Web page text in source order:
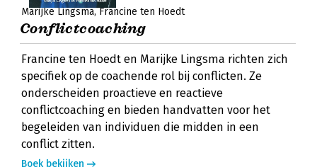
Marijke Lingsma Francine ten Hoedt
Conflictcoaching
Francine ten Hoedt en Marijke Lingsma richten zich
specifiek op de coachende rol bij conflicten. Ze
onderscheiden proactieve en reactieve
conflictcoaching en bieden handvatten voor het
begeleiden van individuen die midden in een
conflict zitten.
Boek bekijken